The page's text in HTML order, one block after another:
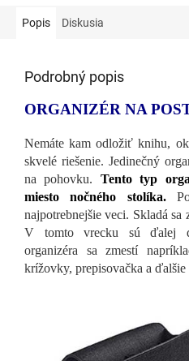
Popis Diskusia
Podrobný popis
ORGANIZÉR NA
Nemáte kam odložiť knihu,
skvelé riešenie. Jedinečný
na pohovku. Tento typ
miesto nočného stolíka.
najpotrebnejšie veci. Skladá
V tomto vrecku sú ďalej
organizéra sa zmestí
krížovky, prepisovačka a ďalšie